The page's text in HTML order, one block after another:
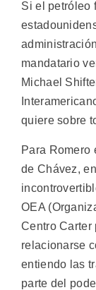
Si el
mandatario
Michael
quiere sobre
Para Romero
de Chávez,
OEA
Centro Carter
relacionarse
entiendo las
parte del